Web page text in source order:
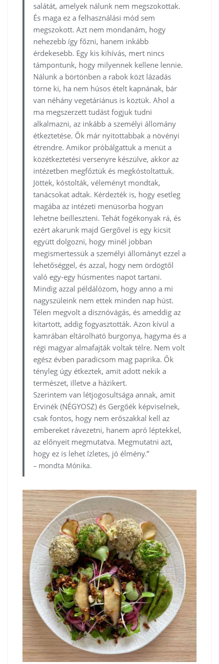
salátát, amelyek nálunk nem megszokottak.
És maga ez a felhasználási mód sem
megszokott. Azt nem mondanám, hogy
nehezebb így főzni, hanem inkább
érdekesebb. Egy kis kihívás, mert nincs
támpontunk, hogy milyennek kellene lennie.
Nálunk a börtönben a rabok közt lázadás
törne ki, ha nem húsos ételt kapnának, bár
van néhány vegetáriánus is köztük. Ahol a
ma megszerzett tudást fogjuk tudni
alkalmazni, az inkább a személyi állomány
étkeztetése. Ők már nyitottabbak a növényi
étrendre. Amikor próbálgattuk a menüt a
közétkeztetési versenyre készülve, akkor az
intézetben megfőztük és megkóstoltattuk.
Jöttek, kóstolták, véleményt mondtak,
tanácsokat adtak. Kérdezték is, hogy esetleg
magába az intézeti menüsorba hogyan
lehetne beilleszteni. Tehát fogékonyak rá, és
ezért akarunk majd Gergővel is egy kicsit
együtt dolgozni, hogy minél jobban
megismertessük a személyi állományt ezzel a
lehetőséggel, és azzal, hogy nem ördögtől
való egy-egy húsmentes napot tartani.
Mindig azzal példálózom, hogy anno a mi
nagyszüleink nem ettek minden nap húst.
Télen megvolt a disznóvágás, és ameddig az
kitartott, addig fogyasztották. Azon kívül a
kamrában eltárolható burgonya, hagyma és a
régi magyar almafajták voltak télre. Nem volt
egész évben paradicsom mag paprika. Ők
tényleg úgy étkeztek, amit adott nekik a
természet, illetve a házikert.
Szerintem van létjogosultsága annak, amit
Ervinék (NÉGYOSZ) és Gergőék képviselnek,
csak fontos, hogy nem erőszakkal kell az
embereket rávezetni, hanem apró léptekkel,
az előnyeit megmutatva. Megmutatni azt,
hogy ez is lehet ízletes, jó élmény.”
– mondta Mónika.